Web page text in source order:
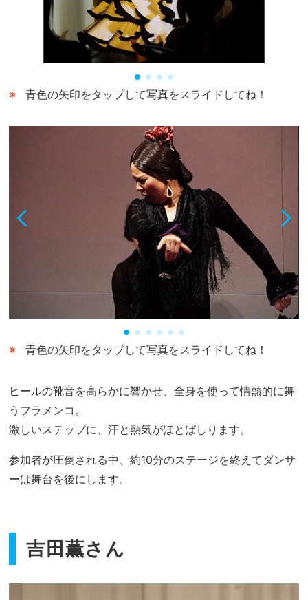
青色の矢印をタップして写真をスライドしてね！
青色の矢印をタップして写真をスライドしてね！
ヒールの靴音を高らかに響かせ、全身を使って情熱的に舞
うフラメンコ。
激しいステップに、汗と熱気がほとばしります。
参加者が圧倒される中、約10分のステージを終えてダンサ
ーは舞台を後にします。
吉田薫さん